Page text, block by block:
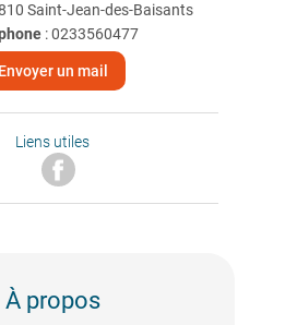
Saint-Jean-des-Baisants
:0233560477
Envoyer un mail
Liens utiles
À propos